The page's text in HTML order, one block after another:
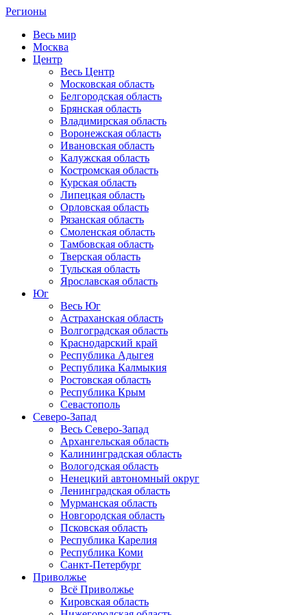
Регионы
Весь мир
Москва
Центр
Весь Центр
Московская область
Белгородская область
Брянская область
Владимирская область
Воронежская область
Ивановская область
Калужская область
Костромская область
Курская область
Липецкая область
Орловская область
Рязанская область
Смоленская область
Тамбовская область
Тверская область
Тульская область
Ярославская область
Юг
Весь Юг
Астраханская область
Волгоградская область
Краснодарский край
Республика Адыгея
Республика Калмыкия
Ростовская область
Республика Крым
Севастополь
Северо-Запад
Весь Северо-Запад
Архангельская область
Калининградская область
Вологодская область
Ненецкий автономный округ
Ленинградская область
Мурманская область
Новгородская область
Псковская область
Республика Карелия
Республика Коми
Санкт-Петербург
Приволжье
Всё Приволжье
Кировская область